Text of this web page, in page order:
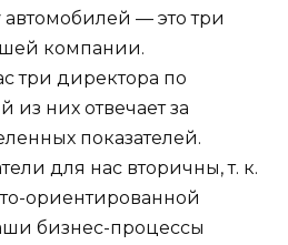
— это три
компании.
три директора по
них отвечает за
показателей.
для нас вторичны, т. к.
ориентированной
бизнес-процессы